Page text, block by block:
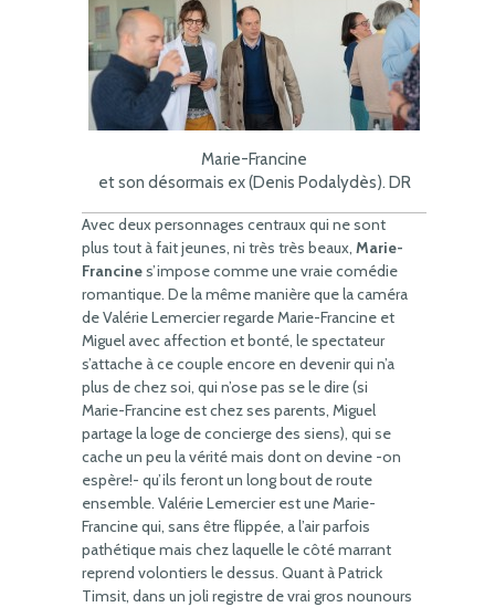
Marie-Francine
et son désormais ex (Denis Podalydès). DR
Avec deux personnages centraux qui ne sont
plus tout à fait jeunes, ni très très beaux, Marie-
Francines’impose comme une vraie comédie
romantique. De la même manière que la caméra
de Valérie Lemercier regarde Marie-Francine et
Miguel avec affection et bonté, le spectateur
s’attache à ce couple encore en devenir qui n’a
plus de chez soi, qui n’ose pas se le dire (si
Marie-Francine est chez ses parents, Miguel
partage la loge de concierge des siens), qui se
cache un peu la vérité mais dont on devine -on
espère!- qu’ils feront un long bout de route
ensemble. Valérie Lemercier est une Marie-
Francine qui, sans être flippée, a l’air parfois
pathétique mais chez laquelle le côté marrant
reprend volontiers le dessus. Quant à Patrick
Timsit, dans un joli registre de vrai gros nounours